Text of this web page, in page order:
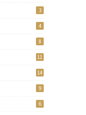
3
4
8
11
14
9
6